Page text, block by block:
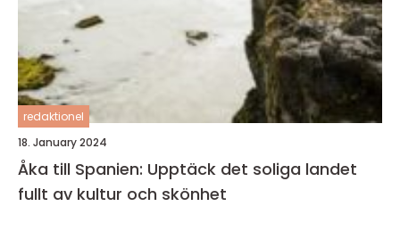
redaktionel
18. January 2024
Åka till Spanien: Upptäck det soliga landet
fullt av kultur och skönhet